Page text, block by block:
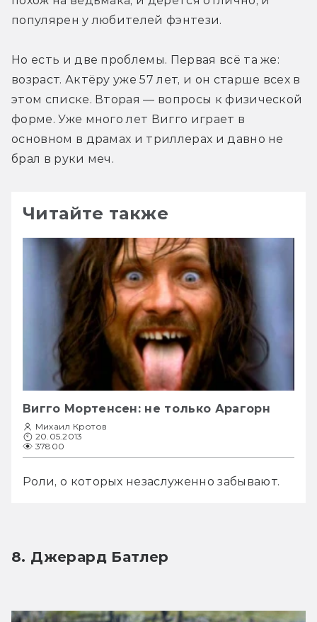
популярен у любителей фэнтези.
Но есть и две проблемы. Первая всё та же:
возраст. Актёру уже 57 лет, и он старше всех в
этом списке. Вторая — вопросы к физической
форме. Уже много лет Вигго играет в
основном в драмах и триллерах и давно не
брал в руки меч.
Читайте также
Вигго Мортенсен: не только Арагорн
Михаил Кротов
20.05.2013
37800
Роли, о которых незаслуженно забывают.
8. Джерард Батлер